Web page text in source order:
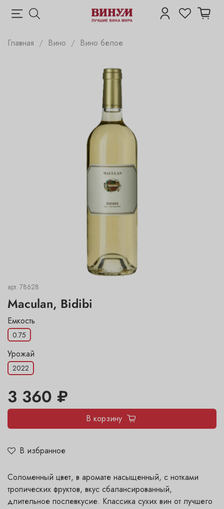
Главная Вино Вино белое
арт. 78628
Maculan, Bidibi
В избранное
Емкость
0.75
Урожай
2022
3 360 ₽
В корзину
Соломенный цвет, в аромате насыщенный, с нотками
тропических фруктов, вкус сбалансированный,
длительное послевкусие. Классика сухих вин от лучшего